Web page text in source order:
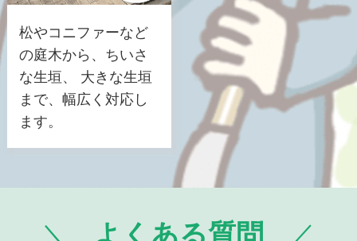
松やコニファーなど
の庭木から、ちいさ
な生垣、 大きな生垣
まで、幅広く対応し
ます。